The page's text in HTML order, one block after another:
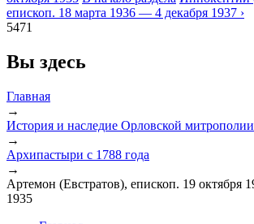
епископ. 18 марта 1936 — 4 декабря 1937 ›
5471
Вы здесь
Главная
→
История и наследие Орловской митрополии
→
Архипастыри с 1788 года
→
Артемон (Евстратов), епископ. 19 октября
1935